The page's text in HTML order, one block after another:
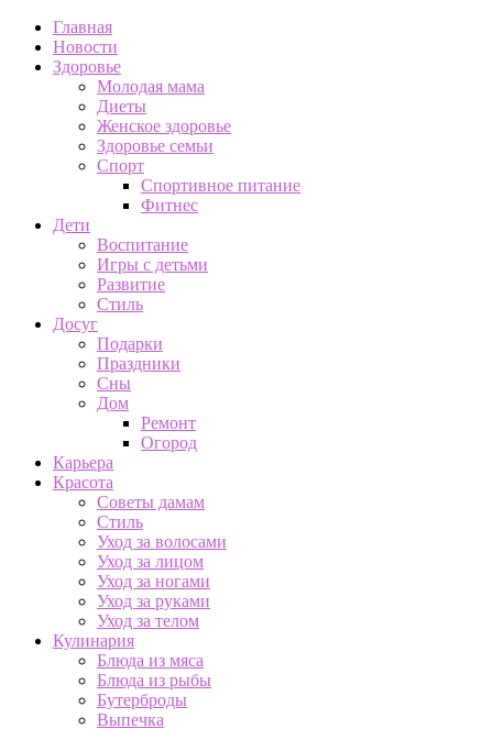
Главная
Новости
Здоровье
Молодая мама
Диеты
Женское здоровье
Здоровье семьи
Спорт
Спортивное питание
Фитнес
Дети
Воспитание
Игры с детьми
Развитие
Стиль
Досуг
Подарки
Праздники
Сны
Дом
Ремонт
Огород
Карьера
Красота
Советы дамам
Стиль
Уход за волосами
Уход за лицом
Уход за ногами
Уход за руками
Уход за телом
Кулинария
Блюда из мяса
Блюда из рыбы
Бутерброды
Выпечка